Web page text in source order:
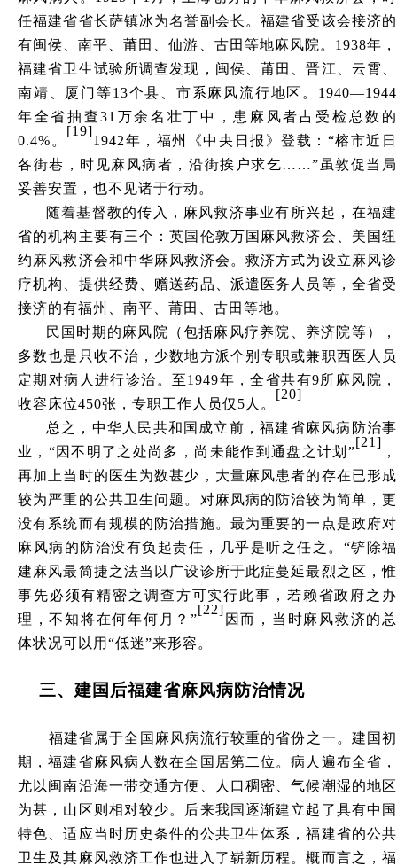
任福建省省长萨镇冰为名誉副会长。福建省受该会接济的
有闽侯、南平、莆田、仙游、古田等地麻风院。1938年，
福建省卫生试验所调查发现，闽侯、莆田、晋江、云霄、
南靖、厦门等13个县、市系麻风流行地区。1940—1944
年全省抽查31万余名壮丁中，患麻风者占受检总数的
0.4%。
[19]
1942年，福州《中央日报》登载：“榕市近日
各街巷，时见麻风病者，沿街挨户求乞……”虽敦促当局
妥善安置，也不见诸于行动。
随着基督教的传入，麻风救济事业有所兴起，在福建
省的机构主要有三个：英国伦敦万国麻风救济会、美国纽
约麻风救济会和中华麻风救济会。救济方式为设立麻风诊
疗机构、提供经费、赠送药品、派遣医务人员等，全省受
接济的有福州、南平、莆田、古田等地。
民国时期的麻风院（包括麻风疗养院、养济院等），
多数也是只收不治，少数地方派个别专职或兼职西医人员
定期对病人进行诊治。至1949年，全省共有9所麻风院，
收容床位450张，专职工作人员仅5人。
[20]
总之，中华人民共和国成立前，福建省麻风病防治事
业， “因不明了之处尚多，尚未能作到通盘之计划”
[21]
，
再加上当时的医生为数甚少，大量麻风患者的存在已形成
较为严重的公共卫生问题。对麻风病的防治较为简单，更
没有系统而有规模的防治措施。最为重要的一点是政府对
麻风病的防治没有负起责任，几乎是听之任之。 “铲除福
建麻风最简捷之法当以广设诊所于此症蔓延最烈之区，惟
事先必须有精密之调查方可实行此事，若赖省政府之办
理，不知将在何年何月？”
[22]
因而，当时麻风救济的总
体状况可以用 “低迷”来形容。
三、 建国后福建省麻风病防治情况
福建省属于全国麻风病流行较重的省份之一。建国初
期，福建省麻风病人数在全国居第二位。病人遍布全省，
尤以闽南沿海一带交通方便、人口稠密、气候潮湿的地区
为甚，山区则相对较少。后来我国逐渐建立起了具有中国
特色、适应当时历史条件的公共卫生体系，福建省的公共
卫生及其麻风救济工作也进入了崭新历程。概而言之，福